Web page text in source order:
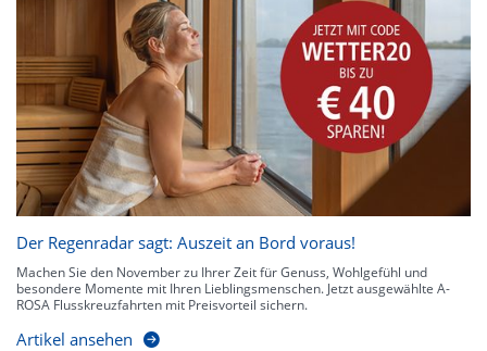
Der Regenradar sagt: Auszeit an Bord voraus!
Machen Sie den November zu Ihrer Zeit für Genuss, Wohlgefühl und
besondere Momente mit Ihren Lieblingsmenschen. Jetzt ausgewählte A-
ROSA Flusskreuzfahrten mit Preisvorteil sichern.
Artikel ansehen